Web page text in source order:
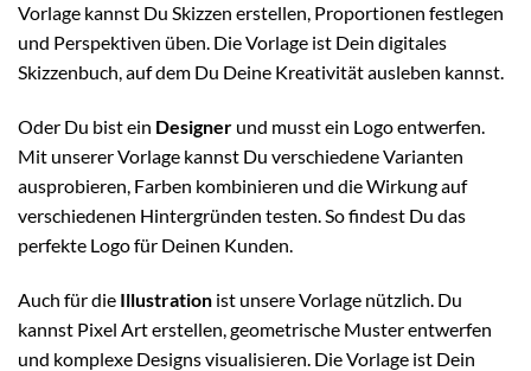
Vorlage kannst Du Skizzen erstellen, Proportionen festlegen
und Perspektiven üben. Die Vorlage ist Dein digitales
Skizzenbuch, auf dem Du Deine Kreativität ausleben kannst.
Oder Du bist ein Designer und musst ein Logo entwerfen.
Mit unserer Vorlage kannst Du verschiedene Varianten
ausprobieren, Farben kombinieren und die Wirkung auf
verschiedenen Hintergründen testen. So findest Du das
perfekte Logo für Deinen Kunden.
Auch für die Illustration ist unsere Vorlage nützlich. Du
kannst Pixel Art erstellen, geometrische Muster entwerfen
und komplexe Designs visualisieren. Die Vorlage ist Dein